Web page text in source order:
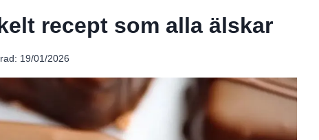
recept som alla älskar
19/01/2026